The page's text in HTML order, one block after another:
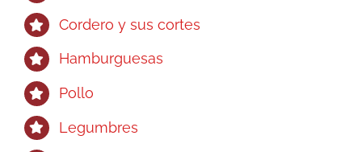
Cordero y sus cortes
Hamburguesas
Pollo
Legumbres